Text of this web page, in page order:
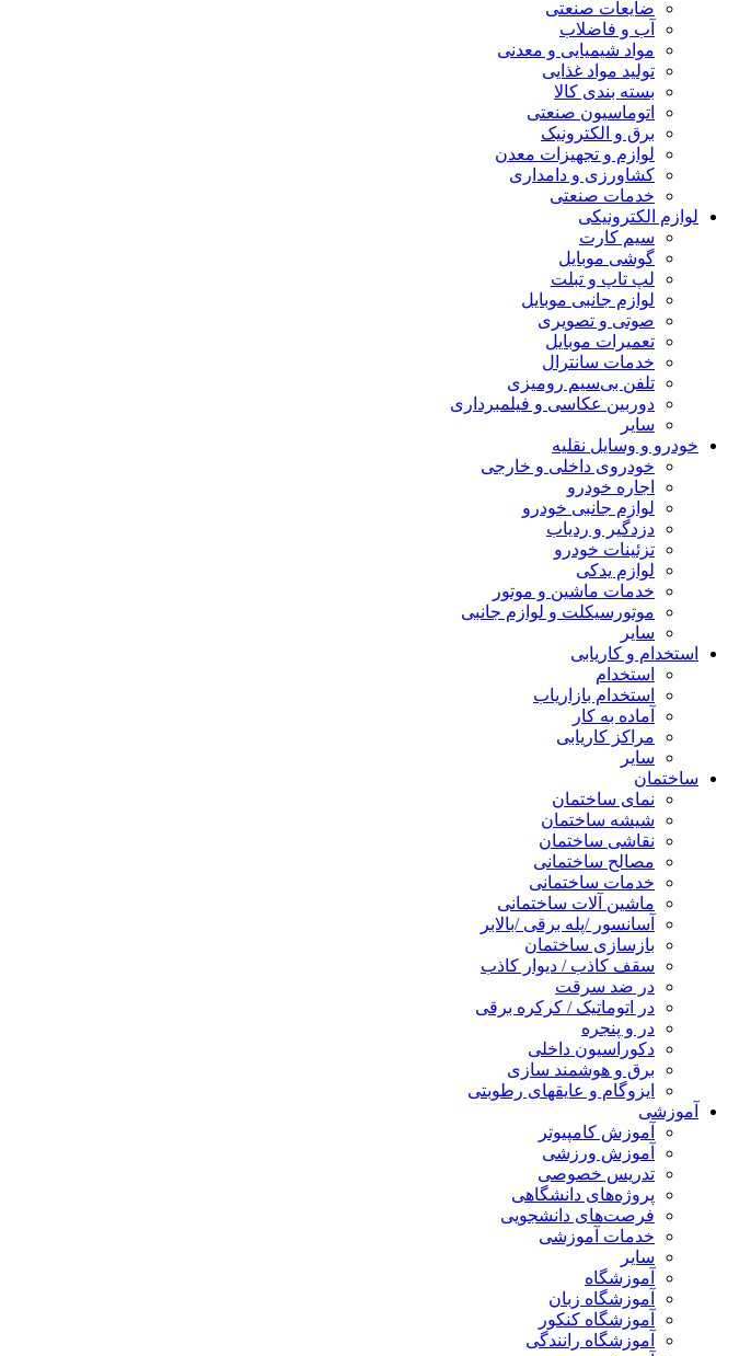
ضایعات صنعتی
آب و فاضلاب
مواد شیمیایی و معدنی
تولید مواد غذایی
بسته بندی کالا
اتوماسیون صنعتی
برق و الکترونیک
لوازم و تجهیزات معدن
کشاورزی و دامداری
خدمات صنعتی
لوازم الکترونیکی
سیم کارت
گوشی موبایل
لپ تاپ و تبلت
لوازم جانبی موبایل
صوتی و تصویری
تعمیرات موبایل
خدمات سانترال
تلفن بی‌سیم رومیزی
دوربین عکاسی و فیلمبرداری
سایر
خودرو و وسایل نقلیه
خودروی داخلی و خارجی
اجاره خودرو
لوازم جانبی خودرو
دزدگیر و ردیاب
تزئینات خودرو
لوازم یدکی
خدمات ماشین و موتور
موتورسیکلت و لوازم جانبی
سایر
استخدام و کاریابی
استخدام
استخدام بازاریاب
آماده به کار
مراکز کاریابی
سایر
ساختمان
نمای ساختمان
شیشه ساختمان
نقاشی ساختمان
مصالح ساختمانی
خدمات ساختمانی
ماشین آلات ساختمانی
آسانسور /پله برقی /بالابر
بازسازی ساختمان
سقف کاذب / دیوار کاذب
در ضد سرقت
در اتوماتیک / کرکره برقی
در و پنجره
دکوراسیون داخلی
برق و هوشمند سازی
ایزوگام و عایقهای رطوبتی
آموزشی
آموزش کامپیوتر
آموزش ورزشی
تدریس خصوصی
پروژه‌های دانشگاهی
فرصت‌های دانشجویی
خدمات آموزشی
سایر
آموزشگاه
آموزشگاه زبان
آموزشگاه کنکور
آموزشگاه رانندگی